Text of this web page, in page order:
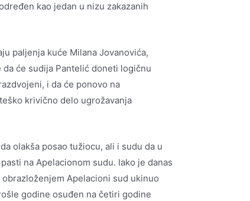
kao jedan u nizu zakazanih
paljenja kuće Milana Jovanovića,
će sudija Pantelić doneti logičnu
i da će ponovo na
krivično delo ugrožavanja
olakša posao tužiocu, ali i sudu da u
na Apelacionom sudu. Iako je danas
Apelacioni sud ukinuo
godine osuđen na četiri godine